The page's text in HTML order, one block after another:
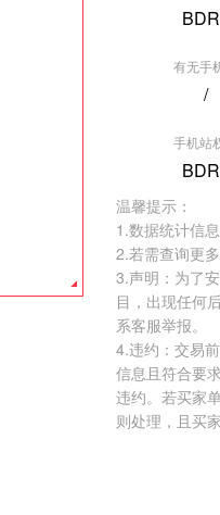
有无手
/
手机站
温馨提示：
1.数据统计信
2.若需查询更
3.声明：为了
目，出现任何
系客服举报。
4.违约：交易
信息且符合要
违约。若买家
则处理，且买
权重:BDR0
去看看 >